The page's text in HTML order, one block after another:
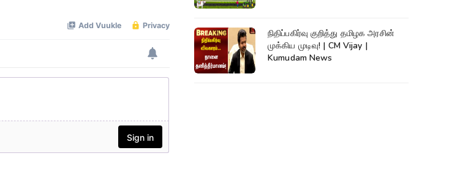
நிதிப்பகிர்வு குறித்து தமிழக அரசின்
முக்கிய முடிவு! | CM Vijay |
Kumudam News